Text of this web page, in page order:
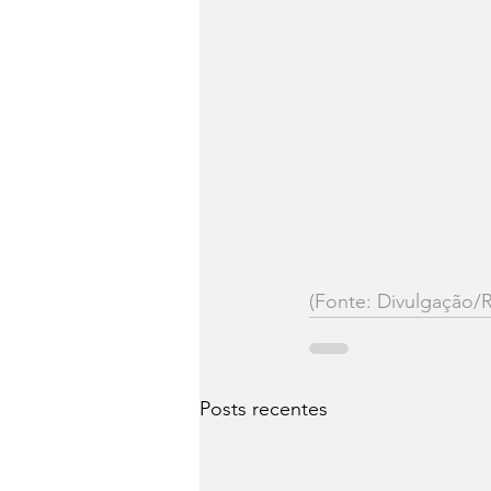
(Fonte: Divulgação/
Posts recentes